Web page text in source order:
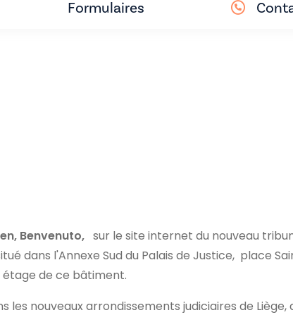
Formulaires
Benvenuto, sur le site internet du nouveau
dans l'Annexe Sud du Palais de Justice, place
étage de ce bâtiment.
nouveaux arrondissements judiciaires de Liège,